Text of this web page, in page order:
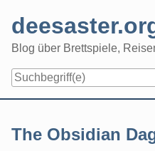
content
Blog über Brettspiele,
The Obsidian